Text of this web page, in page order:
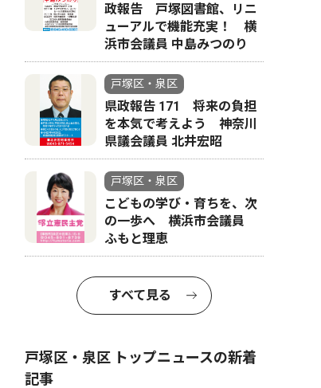
政報告 戸塚図書館、リニ
ューアルで機能充実！ 横
浜市会議員 中島みつのり
戸塚区・泉区
県政報告 171 将来の負担
を本気で考えよう 神奈川
県議会議員 北井宏昭
戸塚区・泉区
こどもの学び・育ちを、次
の一歩へ 横浜市会議員
ふもと理恵
すべて見る
戸塚区・泉区 トップニュースの新着
記事